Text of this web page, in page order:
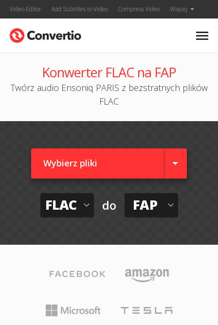
Video Editor Add Subtitles to Video Compress Video Więcej
Konwerter FLAC na FAP
Twórz audio Ensoniq PARIS z bezstratnych plików
FLAC
Wybierz pliki
FLAC do FAP